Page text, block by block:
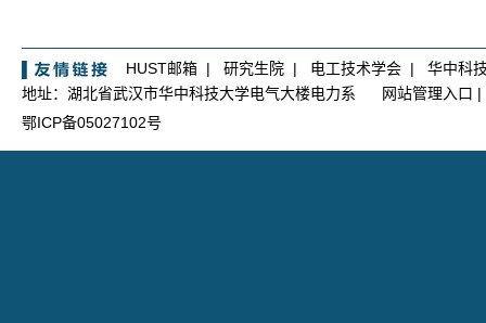
HUST邮箱 | 研究生院 | 电工技术学会 | 华中科
地址：湖北省武汉市华中科技大学电气大楼电力系
网站管理入口 |
鄂ICP备05027102号